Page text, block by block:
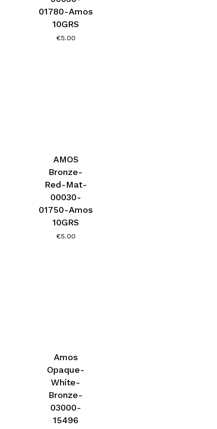
01780-Amos
10GRS
€5.00
AMOS
Bronze-
Red-Mat-
00030-
01750-Amos
10GRS
€5.00
Amos
Opaque-
White-
Bronze-
03000-
15496